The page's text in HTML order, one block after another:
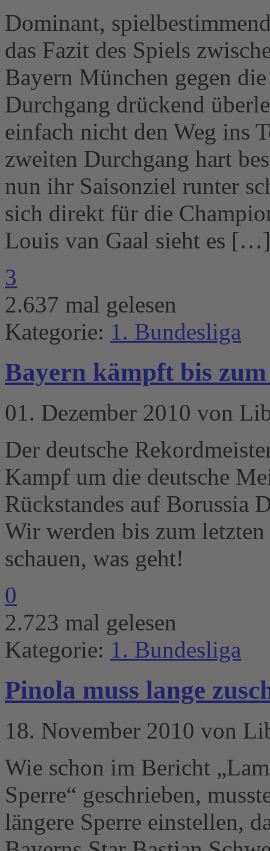
Dominant,
das Fazit des Spiels
Bayern München gegen
Durchgang drückend
einfach nicht den Weg ins
zweiten Durchgang hart
nun ihr Saisonziel runter
sich direkt für die
Louis van Gaal sieht es […]
3
2.637 mal gelesen
Kategorie: 1. Bundesliga
Bayern kämpft bis
01. Dezember 2010 von
Der deutsche
Kampf um die deutsche
Rückstandes auf Borussia
Wir werden bis zum
schauen, was geht!
0
2.723 mal gelesen
Kategorie: 1. Bundesliga
Pinola muss lange
18. November 2010 von
Wie schon im Bericht
Sperre“ geschrieben,
längere Sperre einstellen,